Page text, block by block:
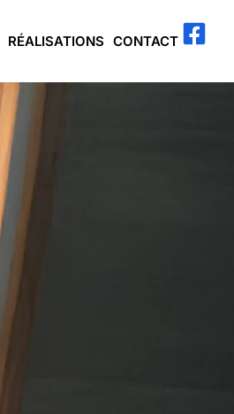
RÉALISATIONS CONTACT